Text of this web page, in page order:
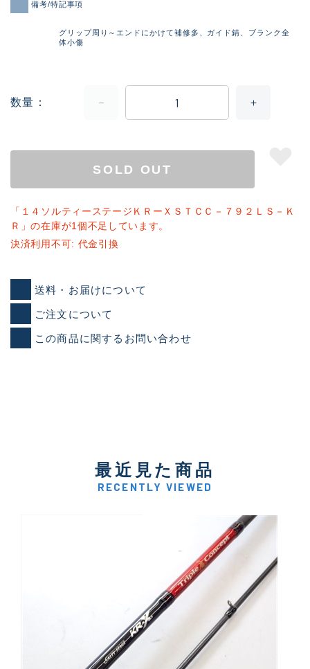
備考/特記事項
グリップ周り～エンドにかけて補修多、ガイド錆、ブランク全
体小傷
数量
SOLD OUT
「１４ソルティーステージＫＲーＸＳＴＣＣ－７９２ＬＳ－Ｋ
Ｒ」の在庫が1個不足しています。
決済利用不可: 代金引換
送料・お届けについて
ご注文について
この商品に関するお問い合わせ
最近見た商品
RECENTLY VIEWED